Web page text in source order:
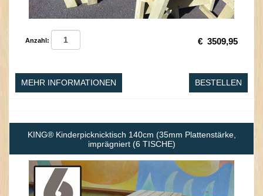
Anzahl: € 3509,95
MEHR INFORMATIONEN BESTELLEN
KING® Kinderpicknicktisch 140cm (35mm Plattenstärke,
imprägniert (6 TISCHE)